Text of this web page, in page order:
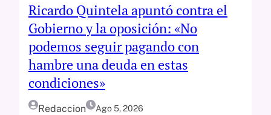
Ricardo Quintela apuntó contra el
Gobierno y la oposición: «No
podemos seguir pagando con
hambre una deuda en estas
condiciones»
Redaccion Ago 5, 2026